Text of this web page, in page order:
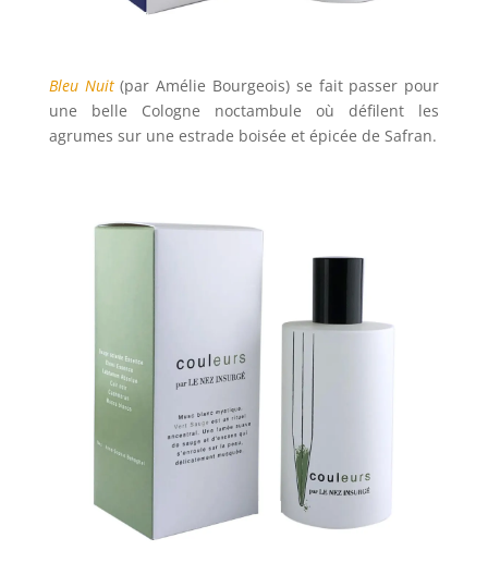
Bleu Nuit(par Amélie Bourgeois) se fait passer pour
une belle Cologne noctambule où défilent les
agrumes sur une estrade boisée et épicée de Safran.